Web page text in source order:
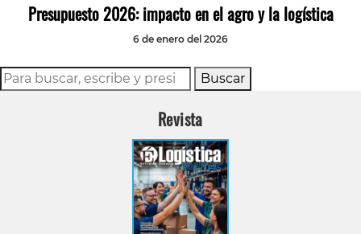
Presupuesto 2026: impacto en el agro y la logística
6 de enero del 2026
Buscar
Revista